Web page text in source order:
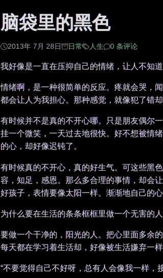
脑袋里的黑色
2013年 7月 28日 日常 人生 0 条评论
我好像是一直在压抑自己的情绪，让人不知
情绪啊，是一种很简单的反应。疼就会哭，
都会让人为我担心。那种感觉，就像犯了错却
有时候并不是真的不开心哪。只是朋友偶尔
挂一个微笑，一天过去地很快。好不想被情
的心，却好像迟钝了。
有时候真的不开心，真的好生气。可这些黑
容，知足，感恩。那么多合理的事情，却会
好孩子，表情要像太阳一样。渐渐地自己的
为什么要在生活的条条框框里做一个无害的人
要做一个干净的，阳光的人。把心里面多余
每天都在学习着生活却，好像被生活嫌弃一样
“不要觉得自己不好呀，总有人会像我一样，